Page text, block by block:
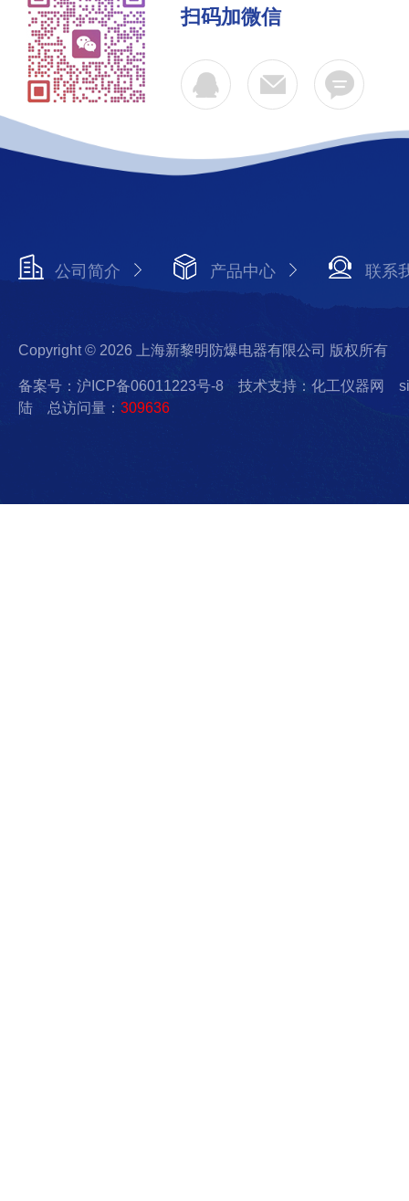
扫码加微信
公司简介 产品中心 联系
Copyright © 2026 上海新黎明防爆电器有限公司 版权所有
备案号：沪ICP备06011223号-8 技术支持：化工仪器网
陆 总访问量： 309636